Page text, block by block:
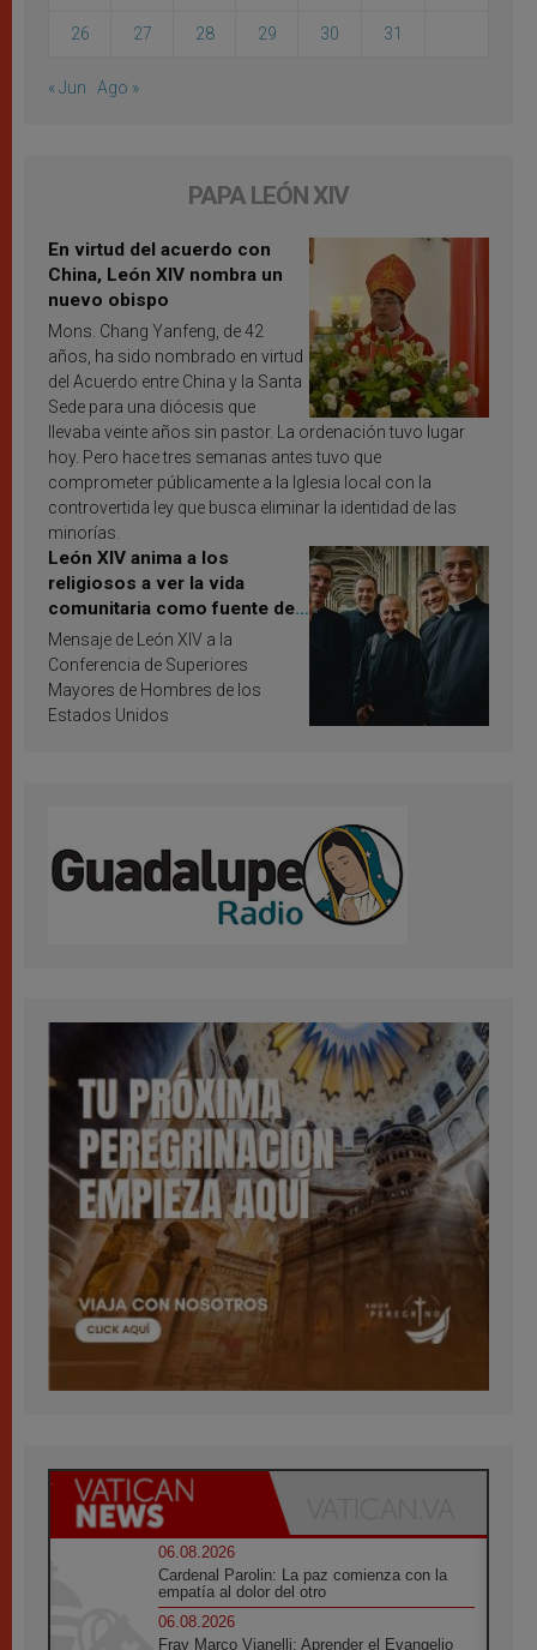
26 27 28 29 30 31
« Jun Ago »
PAPA LEÓN XIV
En virtud del acuerdo con
China, León XIV nombra un
nuevo obispo
Mons. Chang Yanfeng, de 42
años, ha sido nombrado en virtud
del Acuerdo entre China y la Santa
Sede para una diócesis que
llevaba veinte años sin pastor. La ordenación tuvo lugar
hoy. Pero hace tres semanas antes tuvo que
comprometer públicamente a la Iglesia local con la
controvertida ley que busca eliminar la identidad de las
minorías.
León XIV anima a los
religiosos a ver la vida
comunitaria como fuente de
inspiración y santificación
Mensaje de León XIV a la
Conferencia de Superiores
Mayores de Hombres de los
Estados Unidos
06.08.2026
Cardenal Parolin: La paz comienza con la
empatía al dolor del otro
06.08.2026
Fray Marco Vianelli: Aprender el Evangelio